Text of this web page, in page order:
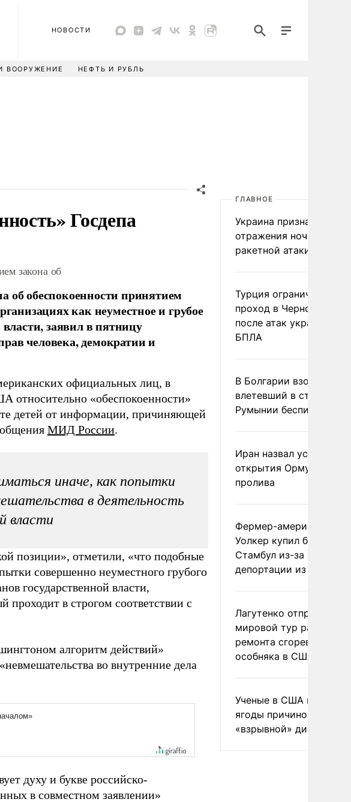
НОВОСТИ
ВООРУЖЕНИЕ НЕФТЬ И РУБЛЬ
Госдепа
закона об
об обеспокоенности принятием
как неуместное и грубое
заявил в пятницу
человека, демократии и
официальных лиц, в
относительно «обеспокоенности»
детей от информации, причиняющей
МИД России.
иначе, как попытки
в деятельность
власти
позиции», отметили, «что подобные
совершенно неуместного грубого
государственной власти,
проходит в строгом соответствии с
алгоритм действий»
во внутренние дела
духу и букве российско-
в совместном заявлении»
ГЛАВНОЕ
Украина признала
отражения ночной
ракетной атаки
Турция ограничила
проход в Черное море
после атак украинских
БПЛА
В Болгарии взорвался
влетевший в страну из
Румынии беспилотник
Иран назвал условие
открытия Ормузского
пролива
Фермер-американец
Уолкер купил билет в
Стамбул из-за угрозы
депортации из России
Лагутенко отправился в
мировой тур ради
ремонта сгоревшего
особняка в США
Ученые в США назвали
ягоды причиной
«взрывной» диареи